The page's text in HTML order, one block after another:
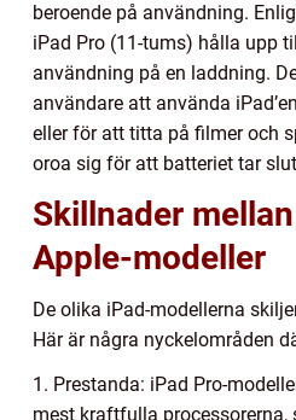
beroende på användning.
iPad Pro (11-tums) hålla upp
användning på en laddning.
användare att använda
eller för att titta på filmer och
oroa sig för att batteriet tar
Skillnader
Apple-modeller
De olika iPad-modellerna
Här är några nyckelområden
1. Prestanda: iPad Pro-
mest kraftfulla processorerna,